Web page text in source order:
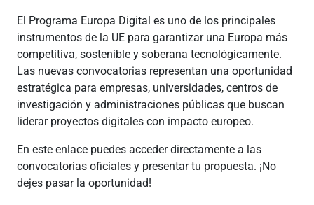
El Programa Europa Digital es uno de los principales
instrumentos de la UE para garantizar una Europa más
competitiva, sostenible y soberana tecnológicamente.
Las nuevas convocatorias representan una oportunidad
estratégica para empresas, universidades, centros de
investigación y administraciones públicas que buscan
liderar proyectos digitales con impacto europeo.
En este enlace puedes acceder directamente a las
convocatorias oficiales y presentar tu propuesta. ¡No
dejes pasar la oportunidad!